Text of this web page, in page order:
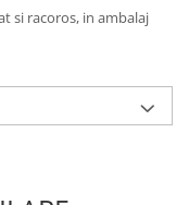
si racoros, in ambalaj